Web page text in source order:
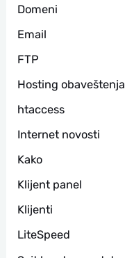
Domeni
Email
FTP
Hosting obaveštenja
htaccess
Internet novosti
Kako
Klijent panel
Klijenti
LiteSpeed